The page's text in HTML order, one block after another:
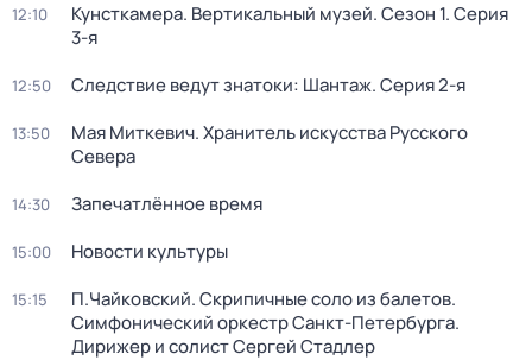
12:10 Кунсткамера. Вертикальный музей. Сезон 1. Серия
3-я
12:50 Следствие ведут знатоки: Шантаж. Серия 2-я
13:50
Мая Миткевич. Хранитель искусства Русского
Севера
14:30 Запечатлённое время
15:00 Новости культуры
15:15
П.Чайковский. Скрипичные соло из балетов.
Симфонический оркестр Санкт-Петербурга.
Дирижер и солист Сергей Стадлер